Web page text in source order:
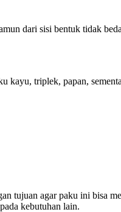
dari sisi bentuk tidak
kayu, triplek, papan,
tujuan agar paku ini bisa
kebutuhan lain.